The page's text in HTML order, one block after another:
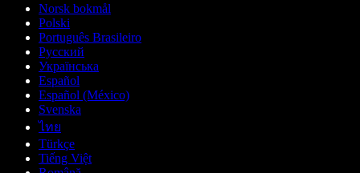
Norsk bokmål
Polski
Português Brasileiro
Русский
Українська
Español
Español (México)
Svenska
ไทย
Türkçe
Tiếng Việt